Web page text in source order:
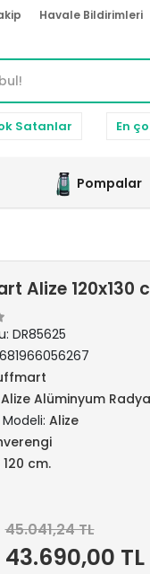
Havale Bildirimleri
Satanlar En
Pompalar
Alize
DR85625
Alize Alüminyum
Alize
120 cm.
45.041,24 TL
43.690,00 TL